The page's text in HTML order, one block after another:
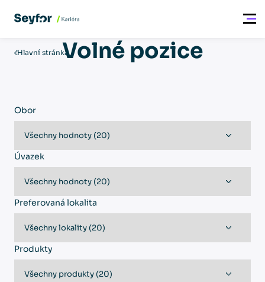
Hlavní stránkaVolné pozice
Obor
Úvazek
Preferovaná lokalita
Produkty